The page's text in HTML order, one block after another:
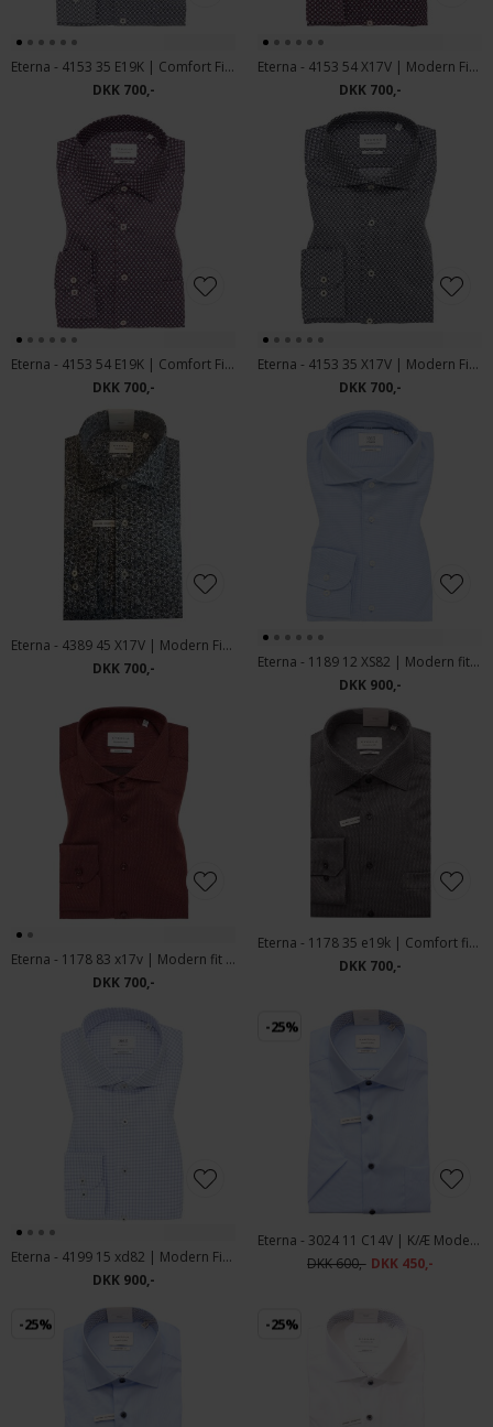
Eterna - 4153 35 E19K | Comfort Fit Skjorte Grey
DKK 700,-
Eterna - 4153 54 X17V | Modern Fit Skjorte Orange Navy
DKK 700,-
Eterna - 4153 54 E19K | Comfort Fit Skjorte Orange Navy
DKK 700,-
Eterna - 4153 35 X17V | Modern Fit Skjorte Grey
DKK 700,-
Eterna - 4389 45 X17V | Modern Fit Skjorte Grøn
DKK 700,-
Eterna - 1189 12 XS82 | Modern fit Skjorte Light Blue
DKK 900,-
Eterna - 1178 83 x17v | Modern fit Skjorte Orange
DKK 700,-
Eterna - 1178 35 e19k | Comfort fit Skjorte Grey
DKK 700,-
Eterna - 4199 15 xd82 | Modern Fit Skjorte Blue
DKK 900,-
-25%
Eterna - 3024 11 C14V | K/Æ Modern Fit Skjorte Lyseblå
DKK 600,- DKK 450,-
-25% -25%